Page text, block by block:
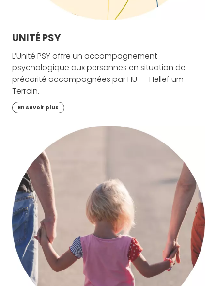
UNITÉ PSY
L’Unité PSY offre un accompagnement
psychologique aux personnes en situation de
précarité accompagnées par HUT - Hëllef um
Terrain.
En savoir plus